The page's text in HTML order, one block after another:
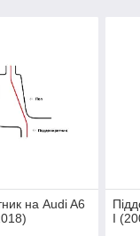
на Audi A6
I